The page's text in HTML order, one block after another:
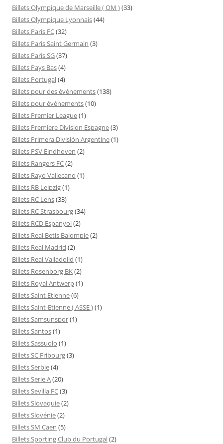
Billets Olympique de Marseille ( OM )(33)
Billets Olympique Lyonnais(44)
Billets Paris FC(32)
Billets Paris Saint Germain (3)
Billets Paris SG(37)
Billets Pays Bas(4)
Billets Portugal(4)
Billets pour des événements(138)
Billets pour événements(10)
Billets Premier League(1)
Billets Premiere Division Espagne(3)
Billets Primera División Argentine(1)
Billets PSV Eindhoven (2)
Billets Rangers FC(2)
Billets Rayo Vallecano (1)
Billets RB Leipzig(1)
Billets RC Lens(33)
Billets RC Strasbourg(34)
Billets RCD Espanyol(2)
Billets Real Betis Balompie(2)
Billets Real Madrid (2)
Billets Real Valladolid (1)
Billets Rosenborg BK(2)
Billets Royal Antwerp(1)
Billets Saint Etienne(6)
Billets Saint-Etienne ( ASSE )(1)
Billets Samsunspor(1)
Billets Santos(1)
Billets Sassuolo (1)
Billets SC Fribourg(3)
Billets Serbie(4)
Billets Serie A(20)
Billets Sevilla FC(3)
Billets Slovaquie(2)
Billets Slovénie(2)
Billets SM Caen (5)
Billets Sporting Club du Portugal(2)